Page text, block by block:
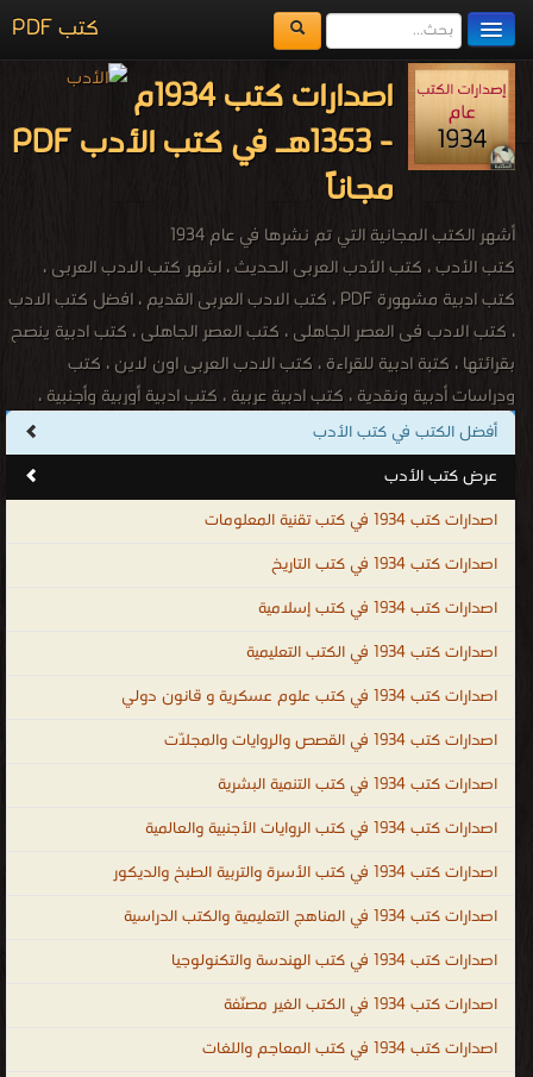
كتب PDF
مكتبة الكتب
المكتبات
يُقرأ حالياً
اضف كتاب
اصدارات كتب 1934م
- 1353هـ في كتب الأدب PDF
مجاناً
أشهر الكتب المجانية التي تم نشرها في عام 1934
كتب الأدب ، كتب الأدب العربى الحديث ، اشهر كتب الادب العربى ،
كتب ادبية مشهورة PDF ، كتب الادب العربى القديم ، افضل كتب الادب
، كتب الادب فى العصر الجاهلى ، كتب العصر الجاهلى ، كتب ادبية ينصح
بقرائتها ، كتبة ادبية للقراءة ، كتب الادب العربى اون لاين ، كتب
ودراسات أدبية ونقدية ، كتب ادبية عربية ، كتب ادبية أوربية وأجنبية ،
كتبPDF مجانا ، أمهات كتب الأدب العربى ، أمهات كتب الأدب الأجنبى ،
كتب النقد المسرحى ، كتب النقد الشعرى ، كتب الأدب النثرى ، دراسات
فى الادب ، كتب فى ادب المرأة ، كتب فى أدب النوبة ، كتب ادبية
متنوعة ، تحميل وقراءة أونلاين كتب أدب ، كتب فى الخطابة ، كتب فى
البلاغة ، كتب فى الشعر ، كتب فى الأدب الإسلامى ، كتب فى الادب
مختارات تراثية من الأدب والفكر والحضارة ، ادب الخواص ، الأدب الكبير ،
الأدب الصغير ، روايات رومانسية ، روايات توثيقية ، روايات خيالية ، روايات
عربية ، روايات كاملة طويلة ممتعة للقراءة ، روايات عربية كاملة ، روايات
اجنبية كاملة ، روايات رومانسية PDF ، روايات PDF للتحميل ، روايات جريئه
، روايه ابي انام بحضنك واصحيك بنص الليل كامله ، روايات قصيره ،
روايات حب ، روايه جريئه جدا جدا جدا ، روايات سعوديه ، روايات مصرية ،
روايات تونسية ، روايات تركية ، روايات فرنسية ، روايات انجليزية ، روايات
امريكية ، روايات قديمة ، روايات يابانية ، روايات اسيوية ، روايات هندية ،
روايات عن الحب ، روايات ايجابية ، روايات عالمية ، الأدب
أفضل الكتب في كتب الأدب
عرض كتب الأدب
اصدارات كتب 1934 في كتب تقنية المعلومات
اصدارات كتب 1934 في كتب التاريخ
اصدارات كتب 1934 في كتب إسلامية
اصدارات كتب 1934 في الكتب التعليمية
اصدارات كتب 1934 في كتب علوم عسكرية و قانون دولي
اصدارات كتب 1934 في القصص والروايات والمجلّات
اصدارات كتب 1934 في كتب التنمية البشرية
اصدارات كتب 1934 في كتب الروايات الأجنبية والعالمية
اصدارات كتب 1934 في كتب الأسرة والتربية الطبخ والديكور
اصدارات كتب 1934 في المناهج التعليمية والكتب الدراسية
اصدارات كتب 1934 في كتب الهندسة والتكنولوجيا
اصدارات كتب 1934 في الكتب الغير مصنّفة
اصدارات كتب 1934 في كتب المعاجم واللغات